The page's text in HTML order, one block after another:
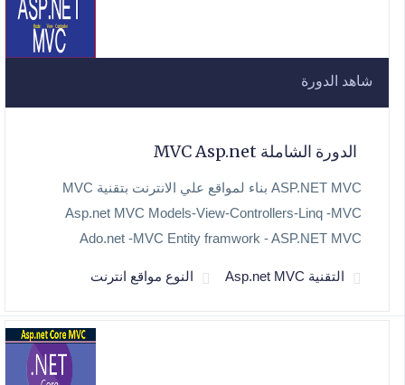
شاهد الدورة
الدورة الشاملة MVC Asp.net
ASP.NET MVC بناء لمواقع علي الانترنت بتقنية MVC
Asp.net MVC Models-View-Controllers-Linq -MVC
Ado.net -MVC Entity framwork - ASP.NET MVC
التقنية Asp.net MVC النوع مواقع انترنت